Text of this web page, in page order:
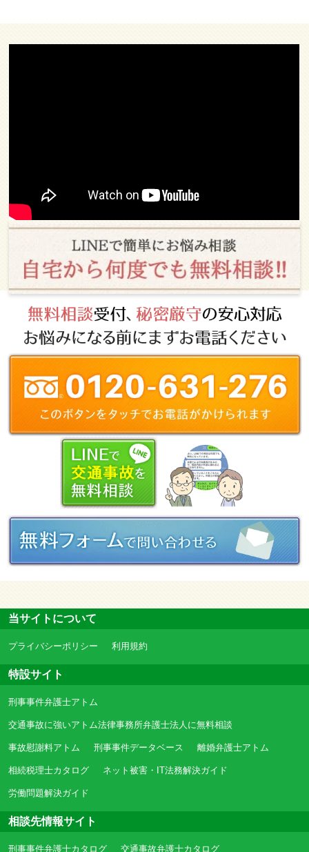
当サイトについて
プライバシーポリシー 利用規約
特設サイト
刑事事件弁護士アトム
交通事故に強いアトム法律事務所弁護士法人に無料相談
事故慰謝料アトム 刑事事件データベース 離婚弁護士アトム
相続税理士カタログ ネット被害・IT法務解決ガイド
労働問題解決ガイド
相談先情報サイト
刑事事件弁護士カタログ 交通事故弁護士カタログ